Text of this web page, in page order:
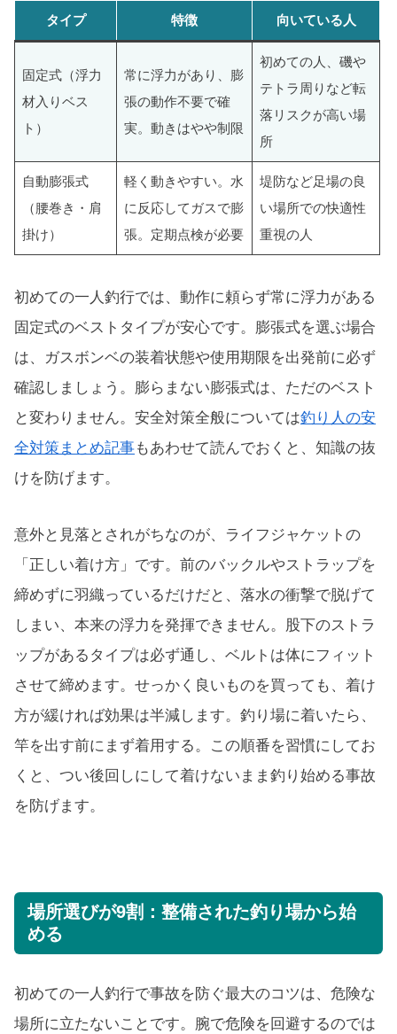
タイプ 特徴 向いている人
固定式（浮力
材入りベス
ト）
常に浮力があり、膨
張の動作不要で確
実。動きはやや制限
初めての人、磯や
テトラ周りなど転
落リスクが高い場
所
自動膨張式
（腰巻き・肩
掛け）
軽く動きやすい。水
に反応してガスで膨
張。定期点検が必要
堤防など足場の良
い場所での快適性
重視の人
初めての一人釣行では、動作に頼らず常に浮力がある
固定式のベストタイプが安心です。膨張式を選ぶ場合
は、ガスボンベの装着状態や使用期限を出発前に必ず
確認しましょう。膨らまない膨張式は、ただのベスト
と変わりません。安全対策全般については釣り人の安
全対策まとめ記事もあわせて読んでおくと、知識の抜
けを防げます。
意外と見落とされがちなのが、ライフジャケットの
「正しい着け方」です。前のバックルやストラップを
締めずに羽織っているだけだと、落水の衝撃で脱げて
しまい、本来の浮力を発揮できません。股下のストラ
ップがあるタイプは必ず通し、ベルトは体にフィット
させて締めます。せっかく良いものを買っても、着け
方が緩ければ効果は半減します。釣り場に着いたら、
竿を出す前にまず着用する。この順番を習慣にしてお
くと、つい後回しにして着けないまま釣り始める事故
を防げます。
場所選びが9割：整備された釣り場から始
める
初めての一人釣行で事故を防ぐ最大のコツは、危険な
場所に立たないことです。腕で危険を回避するのでは